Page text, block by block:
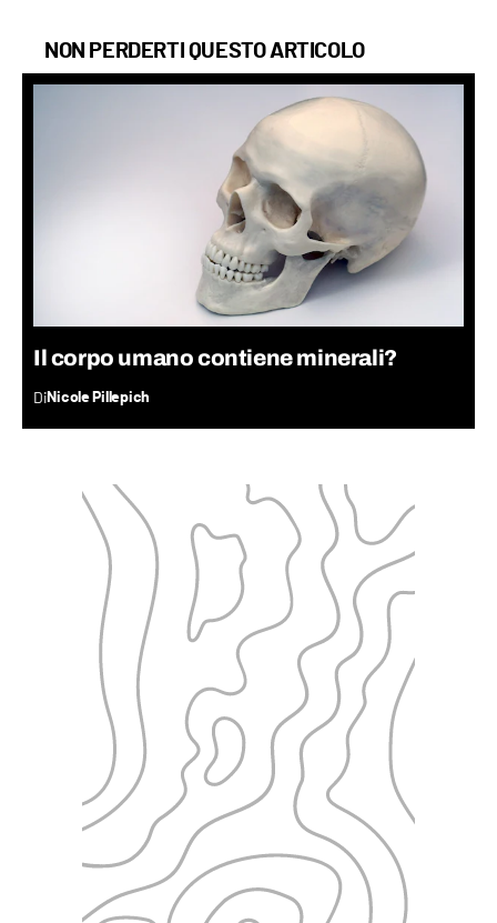
NON PERDERTI QUESTO ARTICOLO
Il corpo umano contiene minerali?
DiNicole Pillepich